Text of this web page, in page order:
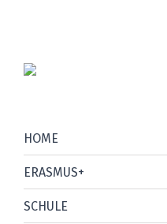
HOME
ERASMUS+
SCHULE